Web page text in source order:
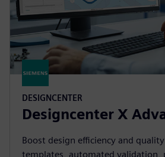
DESIGNCENTER
Designcenter X
Boost design efficiency and
templates, automated validation,